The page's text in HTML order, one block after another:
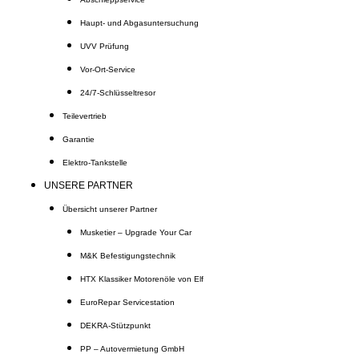
Haupt- und Abgasuntersuchung
UVV Prüfung
Vor-Ort-Service
24/7-Schlüsseltresor
Teilevertrieb
Garantie
Elektro-Tankstelle
UNSERE PARTNER
Übersicht unserer Partner
Musketier – Upgrade Your Car
M&K Befestigungstechnik
HTX Klassiker Motorenöle von Elf
EuroRepar Servicestation
DEKRA-Stützpunkt
PP – Autovermietung GmbH